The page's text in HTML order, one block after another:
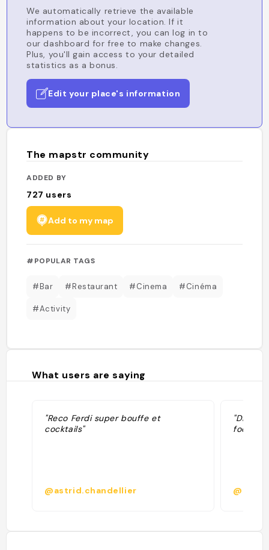
We automatically retrieve the available
information about your location. If it
happens to be incorrect, you can log in to
our dashboard for free to make changes.
Plus, you'll gain access to your detailed
statistics as a bonus.
Edit your place's information
The mapstr community
ADDED BY
727 users
Add to my map
#POPULAR TAGS
#Bar #Restaurant #Cinema #Cinéma
#Activity
What users are saying
"Reco Ferdi super bouffe et
cocktails"
@astrid.chandellier
"Dinner
food)"
@